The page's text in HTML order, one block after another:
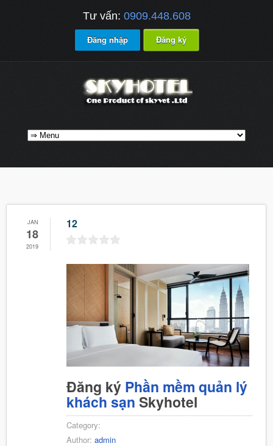
Tư vấn: 0909.448.608
Đăng nhập Đăng ký
JAN
18
2019
12
Đăng ký Phần mềm quản lý
khách sạn Skyhotel
Category:
Author: admin